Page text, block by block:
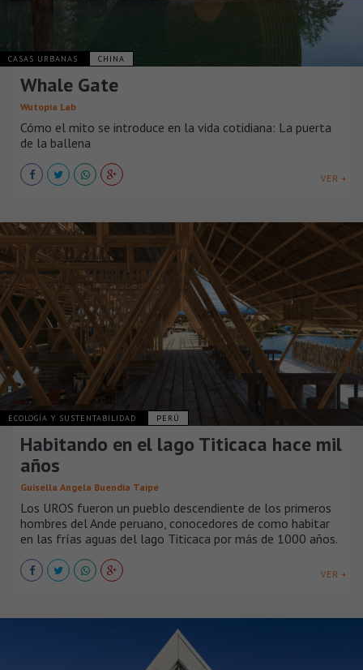
CASAS URBANAS CHINA
Whale Gate
Wutopia Lab
Cómo el mito se introduce en la vida cotidiana: La puerta
de la ballena
VER +
ECOLOGÍA Y SUSTENTABILIDAD PERÚ
Habitando en el lago Titicaca hace mil
años
Guisella Angela Buendia Taipe
Los UROS fueron un pueblo descendiente de los primeros
hombres del Ande peruano, conocedores de como habitar
en las frías aguas del lago Titicaca por más de 1000 años.
VER +